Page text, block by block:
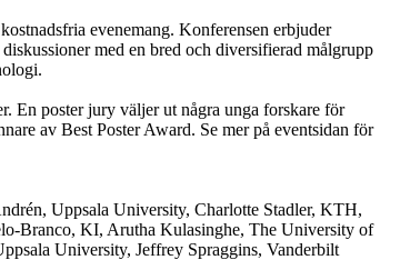
evenemang. Konferensen erbjuder
med en bred och diversifierad målgrupp
En poster jury väljer ut några unga forskare för
av Best Poster Award. Se mer på eventsidan för
Uppsala University, Charlotte Stadler, KTH,
Branco, KI, Arutha Kulasinghe, The University of
University, Jeffrey Spraggins, Vanderbilt